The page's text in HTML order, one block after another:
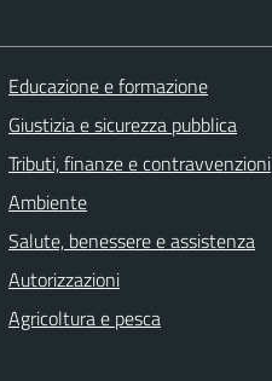
Educazione e formazione
Giustizia e sicurezza pubblica
Tributi, finanze e contravvenzioni
Ambiente
Salute, benessere e assistenza
Autorizzazioni
Agricoltura e pesca